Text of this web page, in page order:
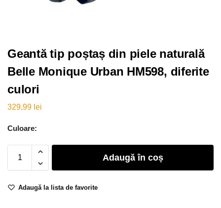
Geantă tip poștaș din piele naturală
Belle Monique Urban HM598, diferite
culori
329,99 lei
Culoare:
Adaugă în coș
Adaugă la lista de favorite